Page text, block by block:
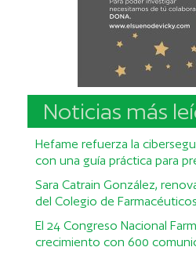
Noticias más
Hefame refuerza la
con una guía práctica para
Sara Catrain González,
del Colegio de
El 24 Congreso Nacional
crecimiento con 600